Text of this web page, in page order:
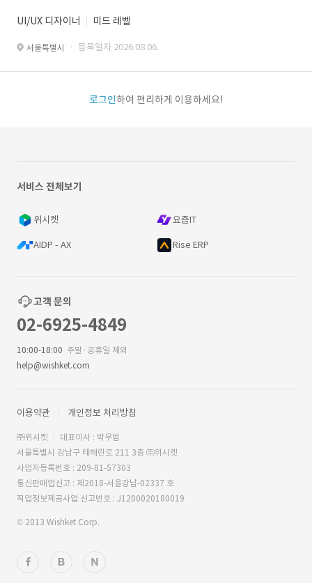
UI/UX 디자이너 미드 레벨
서울특별시 · 등록일자 2026.08.06.
로그인하여 편리하게 이용하세요!
서비스 전체보기
위시켓 요즘IT
AIDP - AX Rise ERP
고객 문의
02-6925-4849
10:00-18:00 주말·공휴일 제외
help@wishket.com
이용약관 개인정보 처리방침
㈜위시켓
대표이사 : 박우범
서울특별시 강남구 테헤란로 211 3층 ㈜위시켓
사업자등록번호 : 209-81-57303
통신판매업신고 : 제2018-서울강남-02337 호
직업정보제공사업 신고번호 : J1200020180019
© 2013 Wishket Corp.